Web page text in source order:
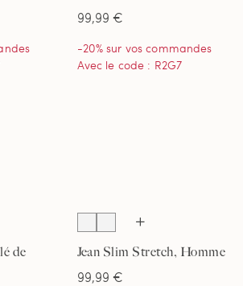
Stature Standard
99,99 €
-20% sur vos commandes
Avec le code : R2G7
de
Jean Slim Stretch, Homme
99,99 €